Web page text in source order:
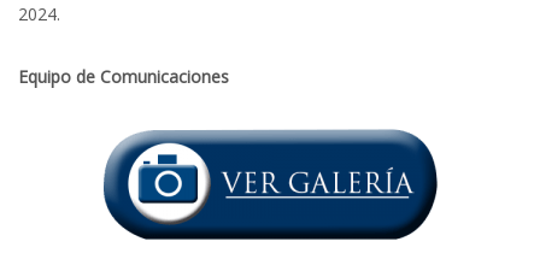
2024.
Equipo de Comunicaciones